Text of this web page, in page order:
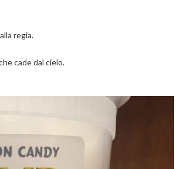
regia.
cade dal cielo.